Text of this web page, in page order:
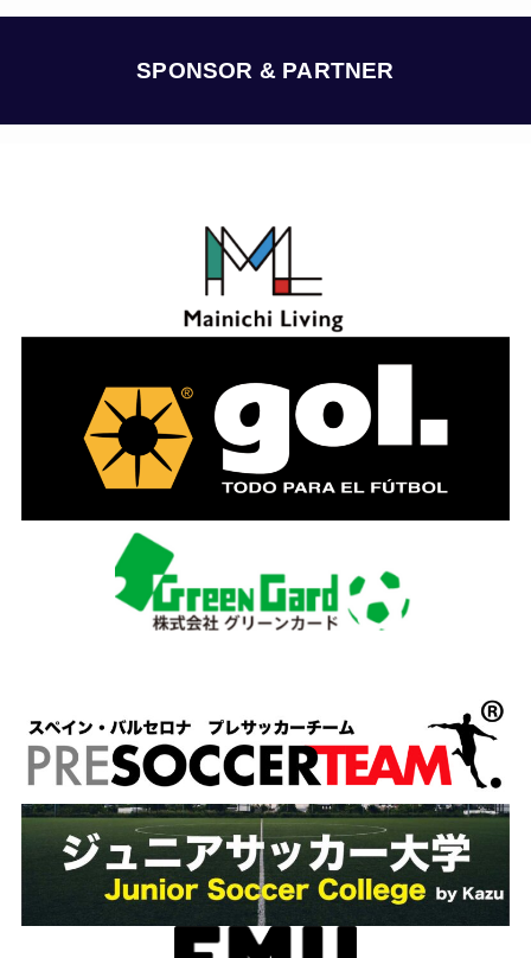
SPONSOR & PARTNER